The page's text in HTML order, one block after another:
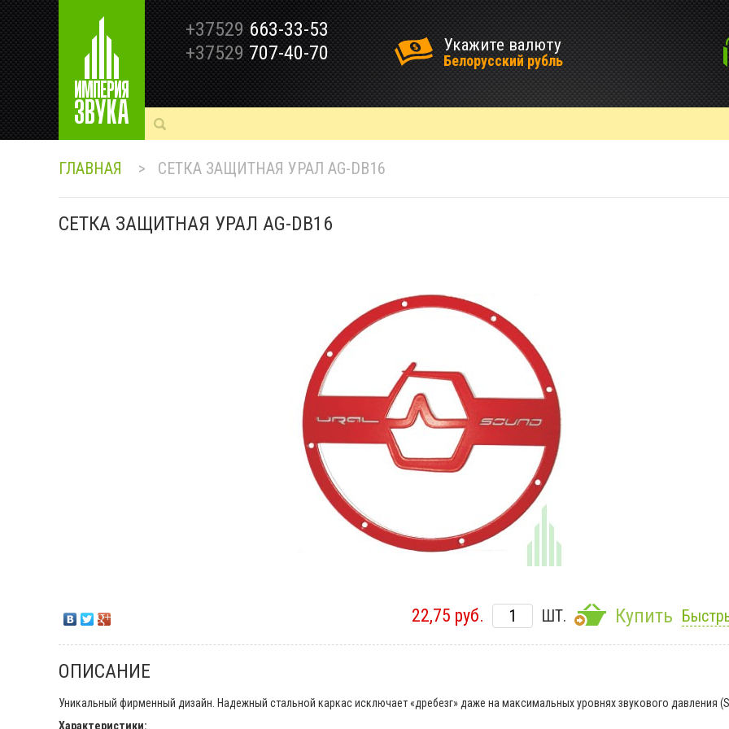
+37529 663-33-53
+37529 707-40-70 Укажите валюту
Белорусский рубль
ГЛАВНАЯ > СЕТКА ЗАЩИТНАЯ УРАЛ AG-DB16
СЕТКА ЗАЩИТНАЯ УРАЛ AG-DB16
22,75 руб. ШТ. Купить
ОПИСАНИЕ
Уникальный фирменный дизайн. Надежный стальной каркас исключает «дребезг» даже на максимальных уровнях звукового давления
Характеристики: